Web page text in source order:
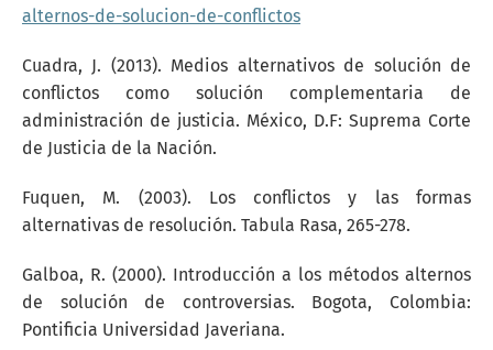
alternos-de-solucion-de-conflictos
Cuadra, J. (2013). Medios alternativos de solución de
conflictos como solución complementaria de
administración de justicia. México, D.F: Suprema Corte
de Justicia de la Nación.
Fuquen, M. (2003). Los conflictos y las formas
alternativas de resolución. Tabula Rasa, 265-278.
Galboa, R. (2000). Introducción a los métodos alternos
de solución de controversias. Bogota, Colombia:
Pontificia Universidad Javeriana.